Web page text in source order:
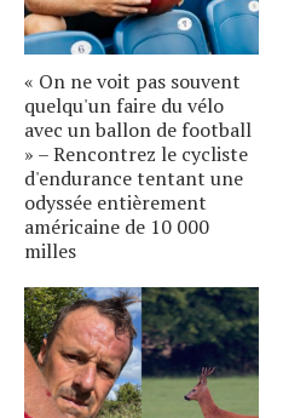
« On ne voit pas souvent
quelqu'un faire du vélo
avec un ballon de football
» – Rencontrez le cycliste
d'endurance tentant une
odyssée entièrement
américaine de 10 000
milles